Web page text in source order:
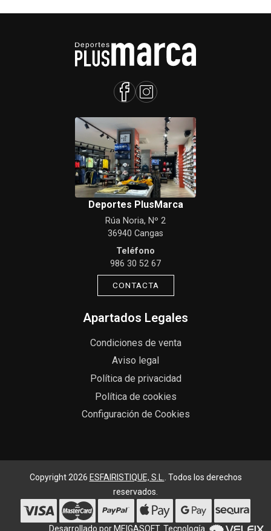
Deportes PlusMarca
Rúa Noria, Nº 2
36940 Cangas
Teléfono
986 30 52 67
CONTACTA
Apartados Legales
Condiciones de venta
Aviso legal
Política de privacidad
Política de cookies
Configuración de Cookies
Copyright 2026 ESFAIRISTIQUE, S.L.. Todos los derechos
reservados.
Desarrollado por MEIGASOFT. Tecnología